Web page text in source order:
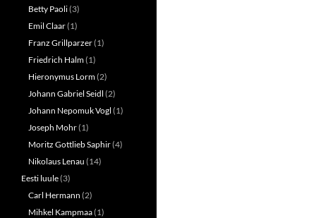
Betty Paoli(3)
Emil Claar(1)
Franz Grillparzer(1)
Friedrich Halm(1)
Hieronymus Lorm(2)
Johann Gabriel Seidl (2)
Johann Nepomuk Vogl (1)
Joseph Mohr(1)
Moritz Gottlieb Saphir(4)
Nikolaus Lenau (14)
Eesti luule(3)
Carl Hermann (2)
Mihkel Kampmaa(1)